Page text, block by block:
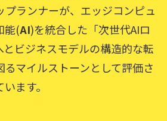
プランナーが、エッジコンピュ
能(AI)を統合した「次世代AIロ
ビジネスモデルの構造的な転
マイルストーンとして評価さ
ます。